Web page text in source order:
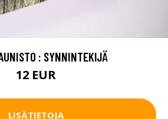
: SYNNINTEKIJÄ
12 EUR
LISÄTIETOJA